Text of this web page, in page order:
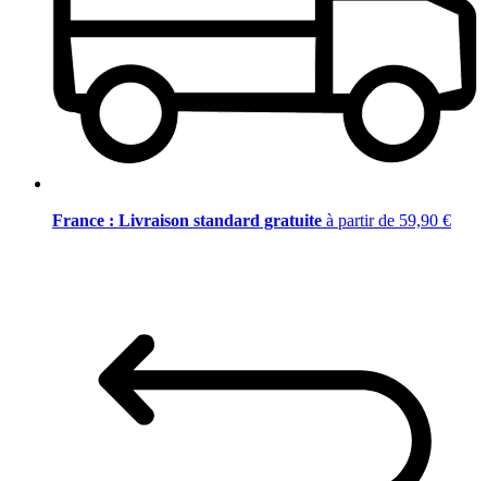
France : Livraison standard gratuite à partir de 59,90 €